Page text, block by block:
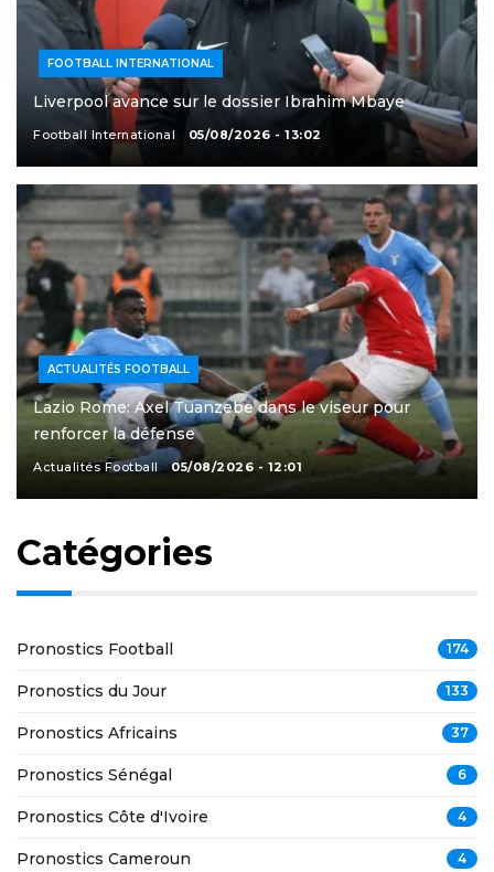
FOOTBALL INTERNATIONAL
Liverpool avance sur le dossier Ibrahim Mbaye
Football International 05/08/2026 - 13:02
ACTUALITÉS FOOTBALL
Lazio Rome: Axel Tuanzebe dans le viseur pour
renforcer la défense
Actualités Football 05/08/2026 - 12:01
Catégories
Pronostics Football 174
Pronostics du Jour 133
Pronostics Africains 37
Pronostics Sénégal 6
Pronostics Côte d'Ivoire 4
Pronostics Cameroun 4